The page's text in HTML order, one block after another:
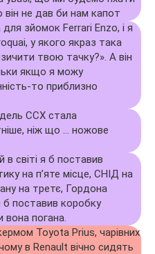
не дав би нам капот
зйомок Ferrari Enzo, і я
у якого якраз така
твою тачку?». А він
якщо я можу
то приблизно
CCX стала
ніж що … ножове
в світі я б поставив
на п’яте місце, СНІД на
на третє, Гордона
б поставив коробку
вона погана.
Toyota Prius, чарівних
в Renault вічно сидять